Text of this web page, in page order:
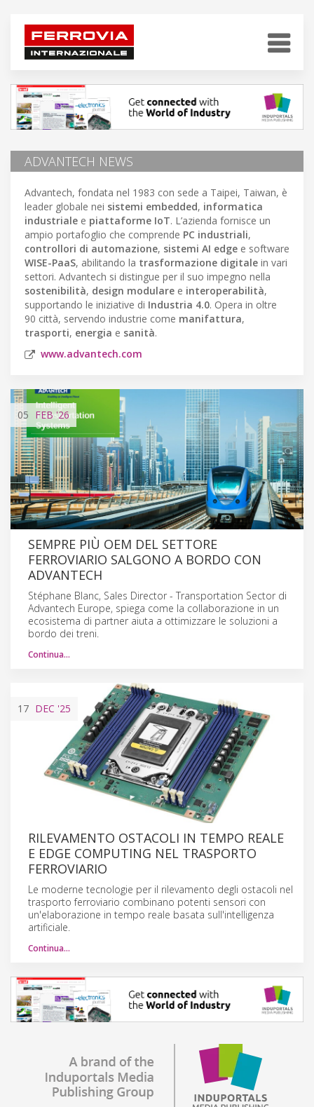
ADVANTECH NEWS
Advantech, fondata nel 1983 con sede a Taipei, Taiwan, è
leader globale nei sistemi embedded, informatica
industriale e piattaforme IoT. L’azienda fornisce un
ampio portafoglio che comprende PC industriali,
controllori di automazione, sistemi AI edge e software
WISE-PaaS, abilitando la trasformazione digitale in vari
settori. Advantech si distingue per il suo impegno nella
sostenibilità, design modulare e interoperabilità,
supportando le iniziative di Industria 4.0. Opera in oltre
90 città, servendo industrie come manifattura,
trasporti, energia e sanità.
www.advantech.com
05 FEB'26
SEMPRE PIÙ OEM DEL SETTORE
FERROVIARIO SALGONO A BORDO CON
ADVANTECH
Stéphane Blanc, Sales Director - Transportation Sector di
Advantech Europe, spiega come la collaborazione in un
ecosistema di partner aiuta a ottimizzare le soluzioni a
bordo dei treni.
Continua…
17 DEC '25
RILEVAMENTO OSTACOLI IN TEMPO REALE
E EDGE COMPUTING NEL TRASPORTO
FERROVIARIO
Le moderne tecnologie per il rilevamento degli ostacoli nel
trasporto ferroviario combinano potenti sensori con
un'elaborazione in tempo reale basata sull'intelligenza
artificiale.
Continua…